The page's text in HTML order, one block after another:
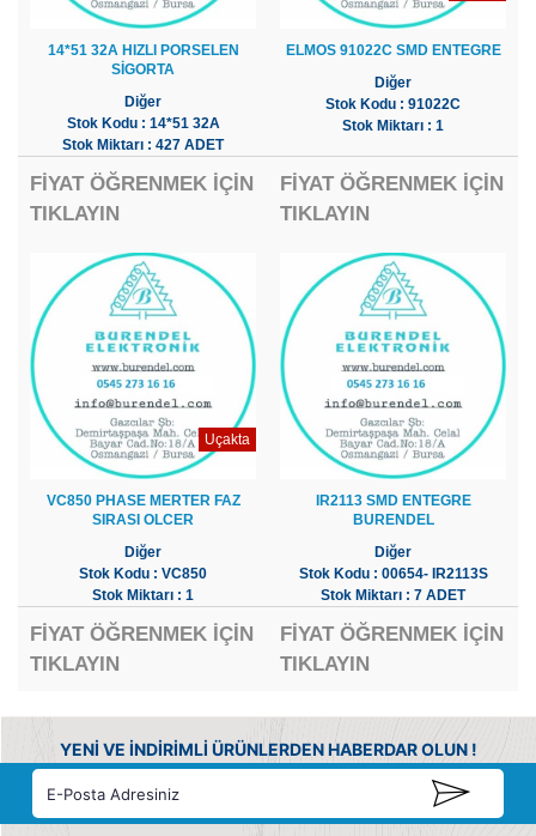
14*51 32A HIZLI PORSELEN
SİGORTA
Diğer
Stok Kodu : 14*51 32A
Stok Miktarı : 427 ADET
FİYAT ÖĞRENMEK İÇİN
TIKLAYIN
ELMOS 91022C SMD ENTEGRE
Diğer
Stok Kodu : 91022C
Stok Miktarı : 1
FİYAT ÖĞRENMEK İÇİN
TIKLAYIN
Uçakta
VC850 PHASE MERTER FAZ
SIRASI OLCER
Diğer
Stok Kodu : VC850
Stok Miktarı : 1
FİYAT ÖĞRENMEK İÇİN
TIKLAYIN
IR2113 SMD ENTEGRE
BURENDEL
Diğer
Stok Kodu : 00654- IR2113S
Stok Miktarı : 7 ADET
FİYAT ÖĞRENMEK İÇİN
TIKLAYIN
YENİ VE İNDİRİMLİ ÜRÜNLERDEN HABERDAR OLUN !